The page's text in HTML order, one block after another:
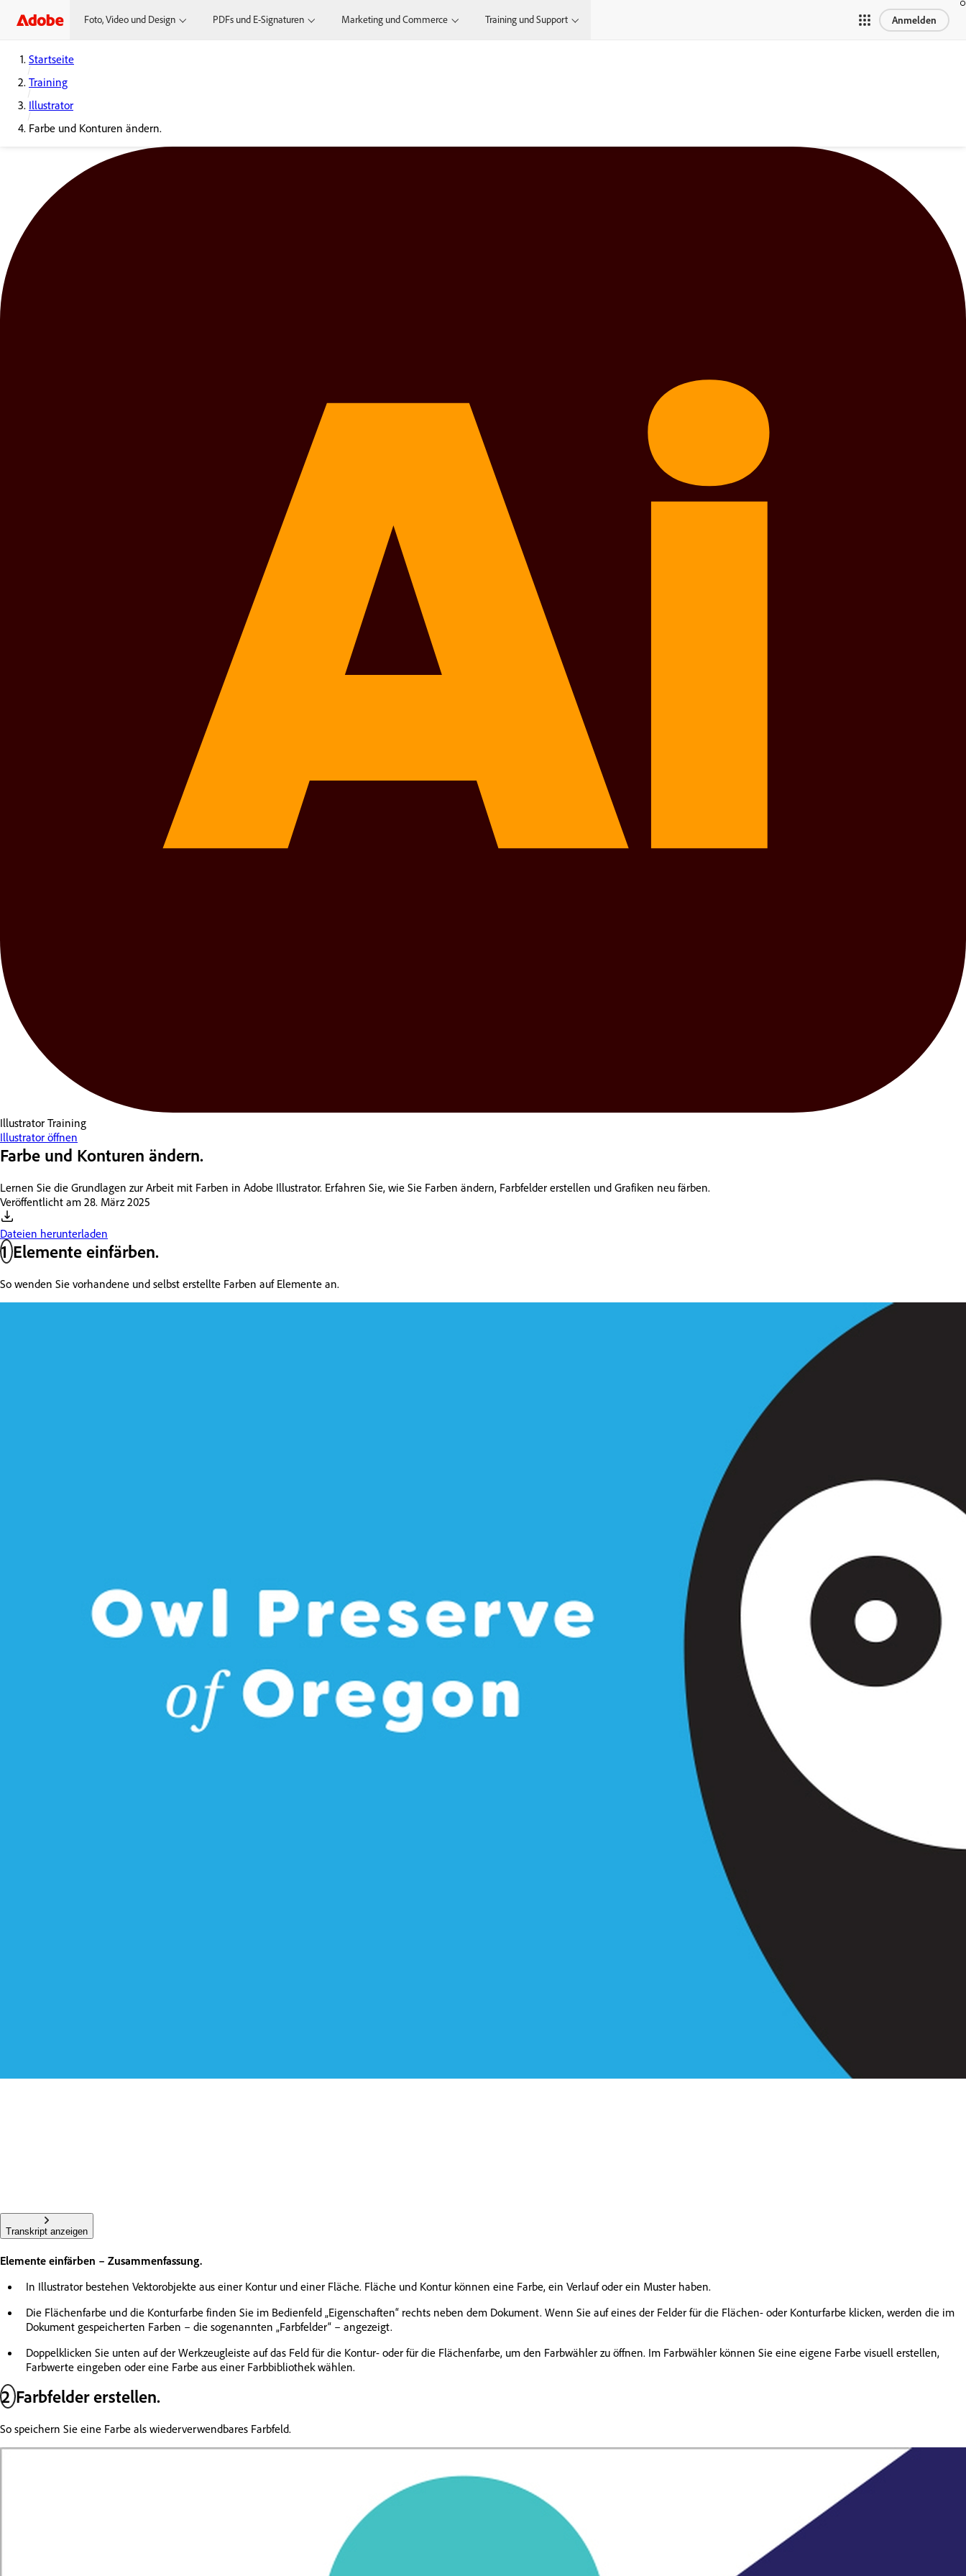
Foto, Video und Design PDFs und E-Signaturen Marketing und Commerce Training und Support Anmelden
Startseite
Training
Illustrator
Farbe und Konturen ändern.
Illustrator Training
Illustrator öffnen
Farbe und Konturen ändern.
Lernen Sie die Grundlagen zur Arbeit mit Farben in Adobe Illustrator. Erfahren Sie, wie Sie Farben ändern, Farbfelder erstellen und Grafiken neu färben.
Veröffentlicht am 28. März 2025
Dateien herunterladen
1Elemente einfärben.
So wenden Sie vorhandene und selbst erstellte Farben auf Elemente an.
Transkript anzeigen
Elemente einfärben – Zusammenfassung.
In Illustrator bestehen Vektorobjekte aus einer Kontur und einer Fläche. Fläche und Kontur können eine Farbe, ein Verlauf oder ein Muster haben.
Die Flächenfarbe und die Konturfarbe finden Sie im Bedienfeld „Eigenschaften“ rechts neben dem Dokument. Wenn Sie auf eines der Felder für die Flächen- oder Konturfarbe klicken, werden die im
Dokument gespeicherten Farben – die sogenannten „Farbfelder“ – angezeigt.
Doppelklicken Sie unten auf der Werkzeugleiste auf das Feld für die Kontur- oder für die Flächenfarbe, um den Farbwähler zu öffnen. Im Farbwähler können Sie eine eigene Farbe visuell erstellen,
Farbwerte eingeben oder eine Farbe aus einer Farbbibliothek wählen.
2Farbfelder erstellen.
So speichern Sie eine Farbe als wiederverwendbares Farbfeld.